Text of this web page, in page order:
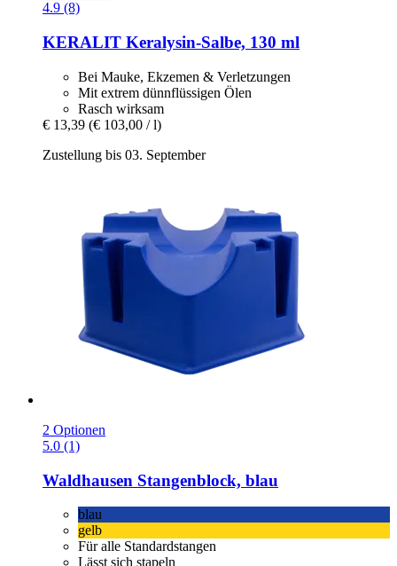
4.9 (8)
KERALIT Keralysin-​Salbe, 130 ml
Bei Mauke, Ekzemen & Verletzungen
Mit extrem dünnflüssigen Ölen
Rasch wirksam
€ 13,39 (€ 103,00 / l)
Zustellung bis 03. September
2 Optionen
5.0 (1)
Waldhausen Stangenblock, blau
blau
gelb
Für alle Standardstangen
Lässt sich stapeln